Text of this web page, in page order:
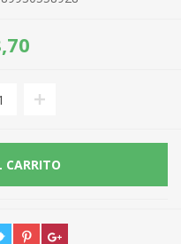
CARRITO